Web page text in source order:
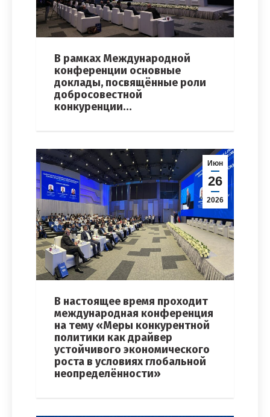
В рамках Международной
конференции основные
доклады, посвящённые роли
добросовестной
конкуренции…
Июн
26
2026
В настоящее время проходит
международная конференция
на тему «Меры конкурентной
политики как драйвер
устойчивого экономического
роста в условиях глобальной
неопределённости»